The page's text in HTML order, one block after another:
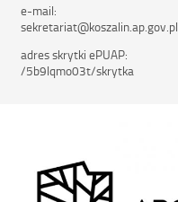
e-mail:
sekretariat@koszalin.ap.gov.pl
adres skrytki ePUAP:
/5b9lqmo03t/skrytka